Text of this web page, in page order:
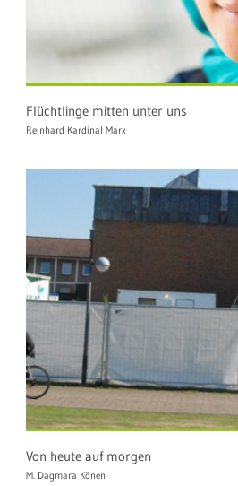
Flüchtlinge mitten unter uns
Reinhard Kardinal Marx
Von heute auf morgen
M. Dagmara Könen